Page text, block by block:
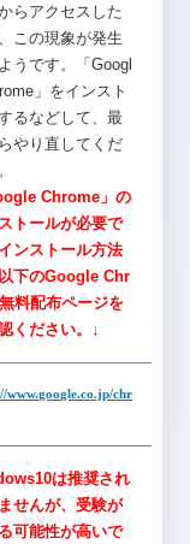
らアクセスした
この現象が発生
うです。「Googl
」をインスト
るなどして、最
やり直してくだ
Chrome」の
トールが必要で
ンストール方法
下のGoogle Chr
料配布ページを
ください。↓
www.google.co.jp/chr
は推奨され
せんが、受験が
可能性が高いで